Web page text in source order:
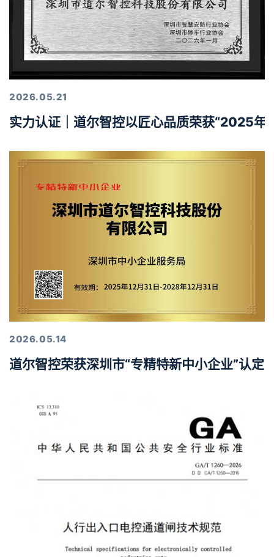
2026.05.21
实力认证｜道尔智控以匠心品质荣获“2025年
2026.05.14
道尔智控荣获深圳市“专精特新中小企业”认定